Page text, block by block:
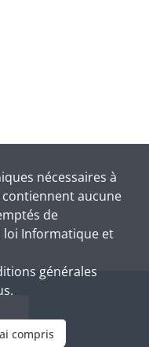
nécessaires à
aucune
de
loi Informatique et
générales
compris